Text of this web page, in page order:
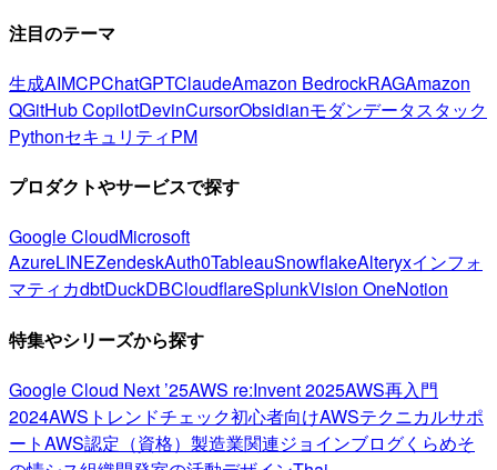
注目のテーマ
生成AIMCPChatGPTClaudeAmazon BedrockRAGAmazon
QGitHub CopilotDevinCursorObsidianモダンデータスタック
PythonセキュリティPM
プロダクトやサービスで探す
Google CloudMicrosoft
AzureLINEZendeskAuth0TableauSnowflakeAlteryxインフォ
マティカdbtDuckDBCloudflareSplunkVision OneNotion
特集やシリーズから探す
Google Cloud Next ’25AWS re:Invent 2025AWS再入門
2024AWSトレンドチェック初心者向けAWSテクニカルサポ
ートAWS認定（資格） 製造業関連ジョインブログくらめそ